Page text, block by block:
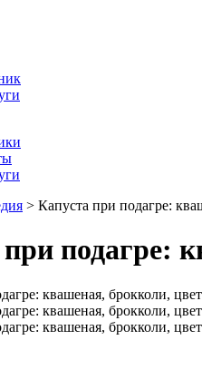
> Капуста при подагре:
подагре: